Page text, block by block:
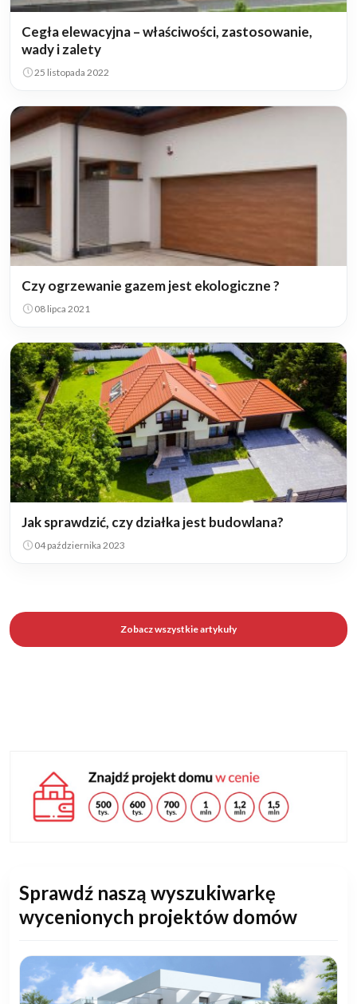
Cegła elewacyjna – właściwości, zastosowanie,
wady i zalety
25 listopada 2022
Czy ogrzewanie gazem jest ekologiczne ?
08 lipca 2021
Jak sprawdzić, czy działka jest budowlana?
04 października 2023
Zobacz wszystkie artykuły
Sprawdź naszą wyszukiwarkę
wycenionych projektów domów